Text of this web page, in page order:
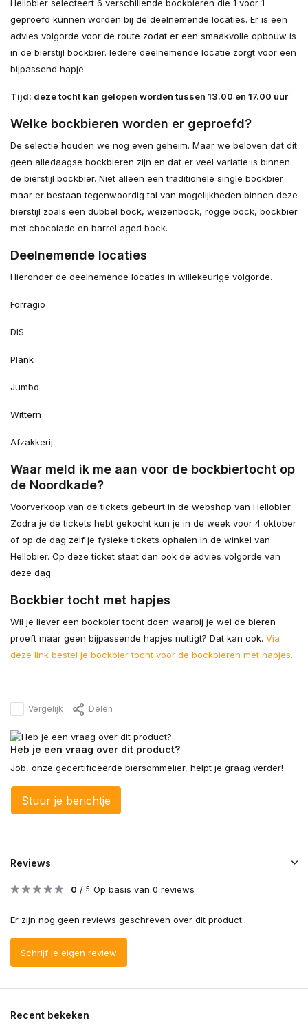
Hellobier selecteert 6 verschillende bockbieren die 1 voor 1
geproefd kunnen worden bij de deelnemende locaties. Er is een
advies volgorde voor de route zodat er een smaakvolle opbouw is
in de bierstijl bockbier. Iedere deelnemende locatie zorgt voor een
bijpassend hapje.
Tijd: deze tocht kan gelopen worden tussen 13.00 en 17.00 uur
Welke bockbieren worden er geproefd?
De selectie houden we nog even geheim. Maar we beloven dat dit
geen alledaagse bockbieren zijn en dat er veel variatie is binnen
de bierstijl bockbier. Niet alleen een traditionele single bockbier
maar er bestaan tegenwoordig tal van mogelijkheden binnen deze
bierstijl zoals een dubbel bock, weizenbock, rogge bock, bockbier
met chocolade en barrel aged bock.
Deelnemende locaties
Hieronder de deelnemende locaties in willekeurige volgorde.
Forragio
DIS
Plank
Jumbo
Wittern
Afzakkerij
Waar meld ik me aan voor de bockbiertocht op
de Noordkade?
Voorverkoop van de tickets gebeurt in de webshop van Hellobier.
Zodra je de tickets hebt gekocht kun je in de week voor 4 oktober
of op de dag zelf je fysieke tickets ophalen in de winkel van
Hellobier. Op deze ticket staat dan ook de advies volgorde van
deze dag.
Bockbier tocht met hapjes
Wil je liever een bockbier tocht doen waarbij je wel de bieren
proeft maar geen bijpassende hapjes nuttigt? Dat kan ook. Via
deze link bestel je bockbier tocht voor de bockbieren met hapjes.
Vergelijk Delen
Heb je een vraag over dit product?
Job, onze gecertificeerde biersommelier, helpt je graag verder!
Stuur je berichtje
Reviews
0 / 5 Op basis van 0 reviews
Er zijn nog geen reviews geschreven over dit product..
Schrijf je eigen review
Recent bekeken